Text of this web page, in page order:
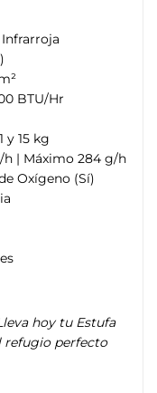
BTU/Hr
y 15 kg
h | Máximo 284 g/h
Oxígeno (Sí)
hoy tu Estufa
refugio perfecto